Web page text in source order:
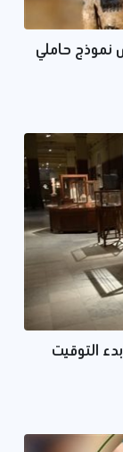
نموذج حاملي
التوقيت